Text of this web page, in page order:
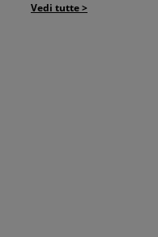
Vedi tutte >